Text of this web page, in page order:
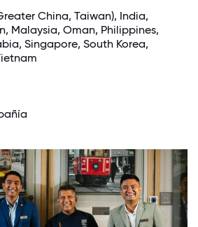
China, Taiwan), India,
, Malaysia, Oman, Philippines,
, Singapore, South Korea,